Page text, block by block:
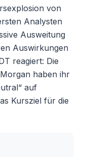
von
Analysten
Ausweitung
Auswirkungen
reagiert: Die
haben ihr
auf
Kursziel für die